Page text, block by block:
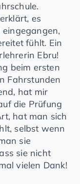
es
fühlt. Ein
Ebru!
beim ersten
Fahrstunden
hat mir
die Prüfung
hat man sich
selbst wenn
sie
sie nicht
vielen Dank!